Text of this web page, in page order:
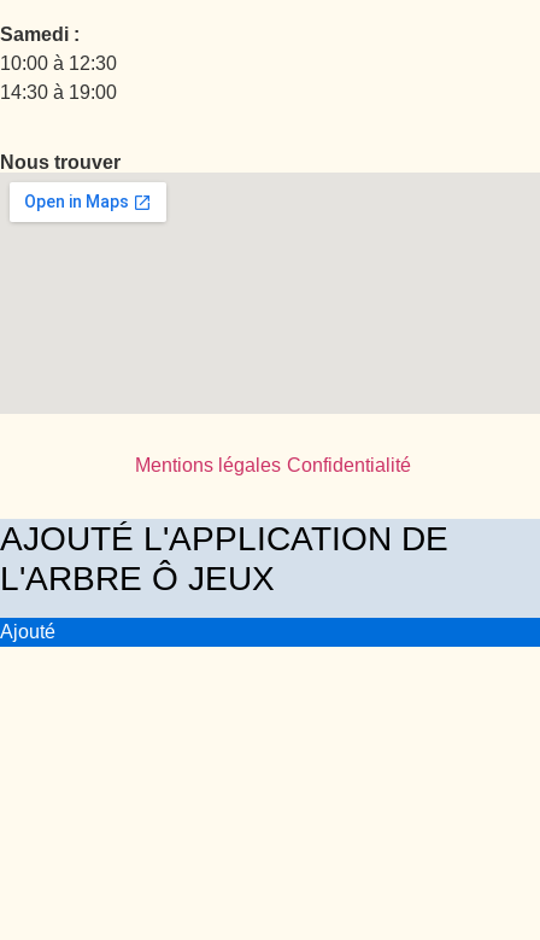
Samedi :
10:00 à 12:30
14:30 à 19:00
Nous trouver
Mentions légales Confidentialité
AJOUTÉ L'APPLICATION DE
L'ARBRE Ô JEUX
Ajouté